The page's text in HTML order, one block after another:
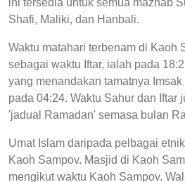
ini tersedia untuk semua mazhab
Shafi, Maliki, dan Hanbali.
Waktu matahari terbenam di Kaoh
sebagai waktu Iftar, ialah pada
yang menandakan tamatnya
pada 04:24. Waktu Sahur dan Iftar
'jadual Ramadan' semasa bulan
Umat Islam daripada pelbagai
Kaoh Sampov. Masjid di Kaoh
mengikut waktu Kaoh Sampov.